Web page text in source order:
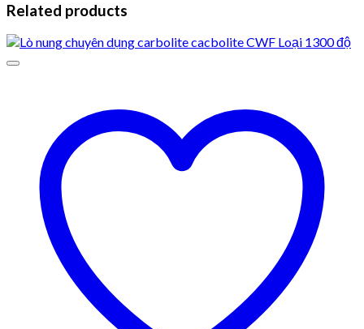
Related products